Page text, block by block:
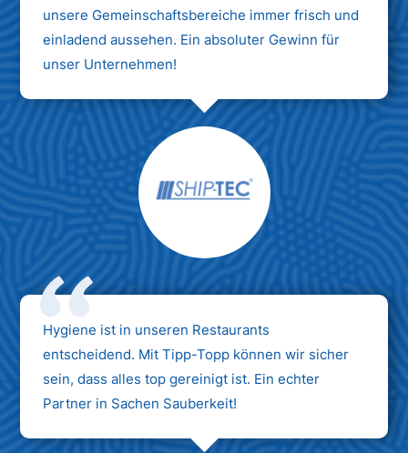
unsere Gemeinschaftsbereiche immer frisch und
einladend aussehen. Ein absoluter Gewinn für
unser Unternehmen!
Hygiene ist in unseren Restaurants
entscheidend. Mit Tipp-Topp können wir sicher
sein, dass alles top gereinigt ist. Ein echter
Partner in Sachen Sauberkeit!